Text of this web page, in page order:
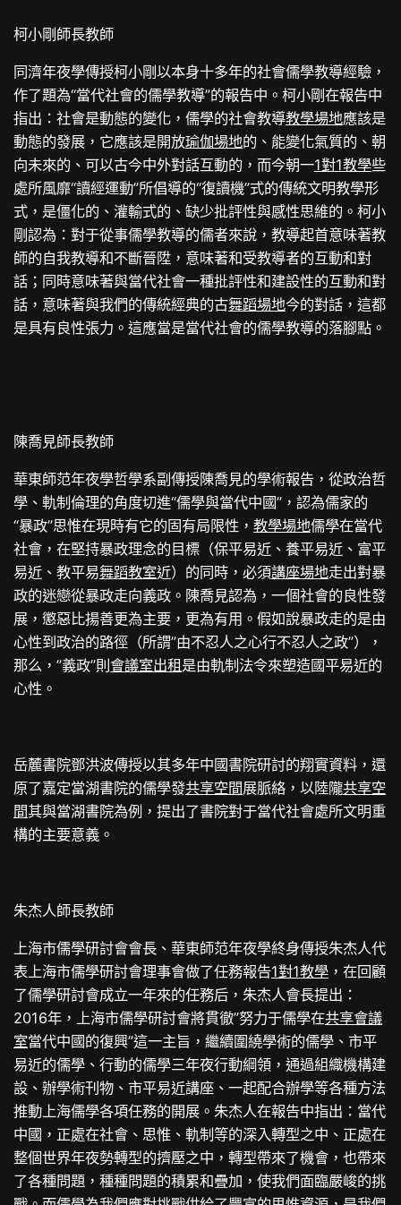
柯小剛師長教師
同濟年夜學傳授柯小剛以本身十多年的社會儒學教導經驗，
作了題為“當代社會的儒學教導”的報告中。柯小剛在報告中
指出：社會是動態的變化，儒學的社會教導教學場地應該是
動態的發展，它應該是開放瑜伽場地的、能變化氣質的、朝
向未來的、可以古今中外對話互動的，而今朝一1對1教學些
處所風靡“讀經運動”所倡導的“復讀機”式的傳統文明教學形
式，是僵化的、灌輸式的、缺少批評性與感性思維的。柯小
剛認為：對于從事儒學教導的儒者來說，教導起首意味著教
師的自我教導和不斷晉陞，意味著和受教導者的互動和對
話；同時意味著與當代社會一種批評性和建設性的互動和對
話，意味著與我們的傳統經典的古舞蹈場地今的對話，這都
是具有良性張力。這應當是當代社會的儒學教導的落腳點。
陳喬見師長教師
華東師范年夜學哲學系副傳授陳喬見的學術報告，從政治哲
學、軌制倫理的角度切進“儒學與當代中國”，認為儒家的
“暴政”思惟在現時有它的固有局限性，教學場地儒學在當代
社會，在堅持暴政理念的目標（保平易近、養平易近、富平
易近、教平易舞蹈教室近）的同時，必須講座場地走出對暴
政的迷戀從暴政走向義政。陳喬見認為，一個社會的良性發
展，懲惡比揚善更為主要，更為有用。假如說暴政走的是由
心性到政治的路徑（所謂”由不忍人之心行不忍人之政”），
那么，”義政”則會議室出租 是由軌制法令來塑造國平易近的
心性。
岳麓書院鄧洪波傳授以其多年中國書院研討的翔實資料，還
原了嘉定當湖書院的儒學發共享空間展脈絡，以陸隴共享空
間其與當湖書院為例，提出了書院對于當代社會處所文明重
構的主要意義。
朱杰人師長教師
上海市儒學研討會會長、華東師范年夜學終身傳授朱杰人代
表上海市儒學研討會理事會做了任務報告1對1教學 ，在回顧
了儒學研討會成立一年來的任務后，朱杰人會長提出：
2016年，上海市儒學研討會將貫徹”努力于儒學在共享會議
室當代中國的復興”這一主旨，繼續圍繞學術的儒學、市平
易近的儒學、行動的儒學三年夜行動綱領，通過組織機構建
設、辦學術刊物、市平易近講座、一起配合辦學等各種方法
推動上海儒學各項任務的開展。朱杰人在報告中指出：當代
中國，正處在社會、思惟、軌制等的深入轉型之中、正處在
整個世界年夜勢轉型的擠壓之中，轉型帶來了機會，也帶來
了各種問題，種種問題的積累和疊加，使我們面臨嚴峻的挑